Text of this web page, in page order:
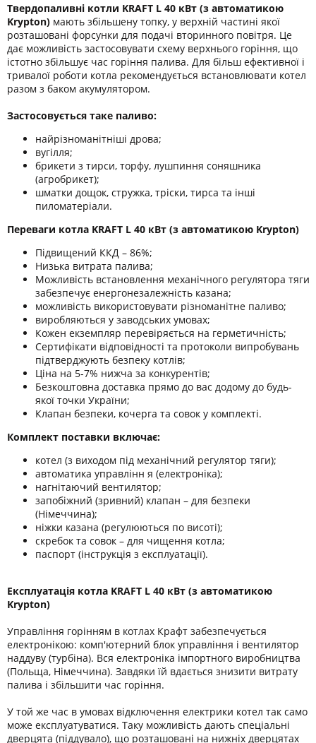
Твердопаливні котли KRAFT L 40 кВт (з автоматикою
Krypton) мають збільшену топку, у верхній частині якої
розташовані форсунки для подачі вторинного повітря. Це
дає можливість застосовувати схему верхнього горіння, що
істотно збільшує час горіння палива. Для більш ефективної і
тривалої роботи котла рекомендується встановлювати котел
разом з баком акумулятором.
Застосовується таке паливо:
найрізноманітніші дрова;
вугілля;
брикети з тирси, торфу, лушпиння соняшника
(агробрикет);
шматки дощок, стружка, тріски, тирса та інші
пиломатеріали.
Переваги котла KRAFT L 40 кВт (з автоматикою Krypton)
Підвищений ККД – 86%;
Низька витрата палива;
Можливість встановлення механічного регулятора тяги
забезпечує енергонезалежність казана;
можливість використовувати різноманітне паливо;
виробляються у заводських умовах;
Кожен екземпляр перевіряється на герметичність;
Сертифікати відповідності та протоколи випробувань
підтверджують безпеку котлів;
Ціна на 5-7% нижча за конкурентів;
Безкоштовна доставка прямо до вас додому до будь-
якої точки України;
Клапан безпеки, кочерга та совок у комплекті.
Комплект поставки включає:
котел (з виходом під механічний регулятор тяги);
автоматика управлінн я (електроніка);
нагнітаючий вентилятор;
запобіжний (зривний) клапан – для безпеки
(Німеччина);
ніжки казана (регулюються по висоті);
скребок та совок – для чищення котла;
паспорт (інструкція з експлуатації).
Експлуатація котла KRAFT L 40 кВт (з автоматикою
Krypton)
Управління горінням в котлах Крафт забезпечується
електронікою: комп'ютерний блок управління і вентилятор
наддуву (турбіна). Вся електроніка імпортного виробництва
(Польща, Німеччина). Завдяки їй вдається знизити витрату
палива і збільшити час горіння.
У той же час в умовах відключення електрики котел так само
може експлуатуватися. Таку можливість дають спеціальні
дверцята (піддувало), що розташовані на нижніх дверцятах